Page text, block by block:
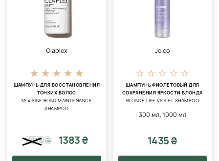
Olaplex
ШАМПУНЬ ДЛЯ ВОССТАНОВЛЕНИЯ
ТОНКИХ ВОЛОС
N°.4 FINE BOND MAINTENANCE
SHAMPOO
1572₴ 1383 ₴
Joico
ШАМПУНЬ ФИОЛЕТОВЫЙ ДЛЯ
СОХРАНЕНИЯ ЯРКОСТИ БЛОНДА
BLONDE LIFE VIOLET SHAMPOO
300 мл, 1000 мл
1435 ₴